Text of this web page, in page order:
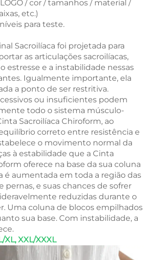
/ cor / tamanhos / material /
etc.)
para teste.
Sacroilíaca foi projetada para
as articulações sacroilíacas,
estresse e a instabilidade nessas
Igualmente importante, ela
a ponto de ser restritiva.
ou insuficientes podem
todo o sistema músculo-
Sacroilíaca Chiroform, ao
correto entre resistência e
o movimento normal da
à estabilidade que a Cinta
oferece na base da sua coluna
é aumentada em toda a região das
pernas, e suas chances de sofrer
reduzidas durante o
Uma coluna de blocos empilhados
sua base. Com instabilidade, a
XL, XXL/XXXL